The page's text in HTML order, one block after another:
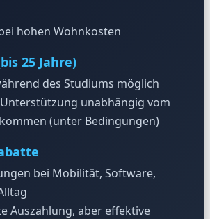
hohen Wohnkosten
25 Jahre)
des Studiums möglich
unabhängig vom
(unter Bedingungen)
bei Mobilität, Software,
Auszahlung, aber effektive